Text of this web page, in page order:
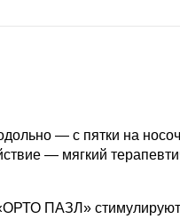
— с пятки на
— мягкий
ПАЗЛ»